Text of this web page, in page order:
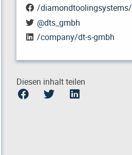
/diamondtoolingsystems/
@dts_gmbh
/company/dt-s-gmbh
Diesen inhalt teilen